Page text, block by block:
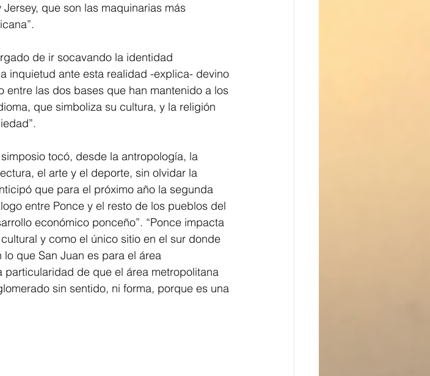
que son las maquinarias más
de ir socavando la identidad
inquietud ante esta realidad -explica- devino
las dos bases que han mantenido a los
que simboliza su cultura, y la religión
tocó, desde la antropología, la
el arte y el deporte, sin olvidar la
que para el próximo año la segunda
entre Ponce y el resto de los pueblos del
económico ponceño”. “Ponce impacta
y como el único sitio en el sur donde
que San Juan es para el área
particularidad de que el área metropolitana
sin sentido, ni forma, porque es una